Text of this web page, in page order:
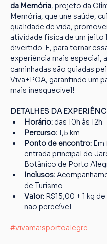
da Memória, projeto da
Memória, que une saúde,
qualidade de vida,
atividade física de um jeito
divertido. E, para tornar
experiência mais especial,
caminhadas são guiadas
Viva+POA, garantindo um
mais inesquecível!
DETALHES DA
Horário: das 10h às 12h
Percurso: 1,5 km
Ponto de encontro: Em
entrada principal do
Botânico de Porto
Inclusos:
de Turismo
Valor: R$15,00 + 1 kg
não perecível
#vivamaisportoalegre